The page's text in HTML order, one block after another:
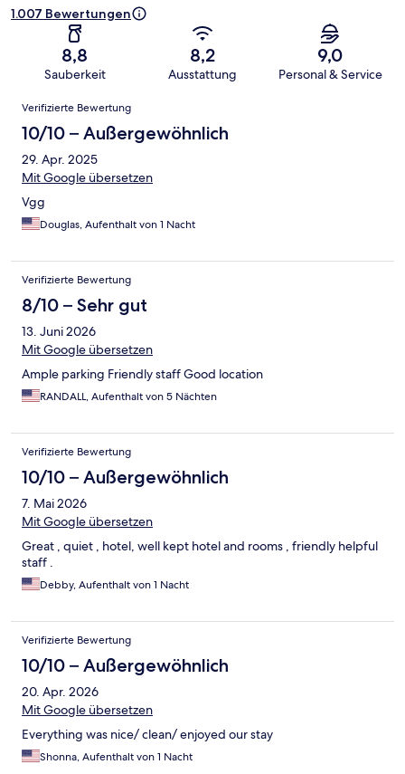
1.007 Bewertungen
8,8
Sauberkeit
8,2
Ausstattung
9,0
Personal & Service
Bewertungen
Verifizierte Bewertung
10/10 – Außergewöhnlich
29. Apr. 2025
Mit Google übersetzen
Vgg
Douglas, Aufenthalt von 1 Nacht
Verifizierte Bewertung
8/10 – Sehr gut
13. Juni 2026
Mit Google übersetzen
Ample parking Friendly staff Good location
RANDALL, Aufenthalt von 5 Nächten
Verifizierte Bewertung
10/10 – Außergewöhnlich
7. Mai 2026
Mit Google übersetzen
Great , quiet , hotel, well kept hotel and rooms , friendly helpful
staff .
Debby, Aufenthalt von 1 Nacht
Verifizierte Bewertung
10/10 – Außergewöhnlich
20. Apr. 2026
Mit Google übersetzen
Everything was nice/ clean/ enjoyed our stay
Shonna, Aufenthalt von 1 Nacht